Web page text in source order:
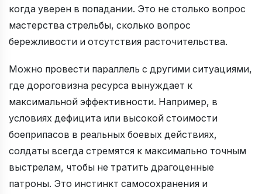
когда уверен в попадании. Это не столько вопрос
мастерства стрельбы, сколько вопрос
бережливости и отсутствия расточительства.
Можно провести параллель с другими ситуациями,
где дороговизна ресурса вынуждает к
максимальной эффективности. Например, в
условиях дефицита или высокой стоимости
боеприпасов в реальных боевых действиях,
солдаты всегда стремятся к максимально точным
выстрелам, чтобы не тратить драгоценные
патроны. Это инстинкт самосохранения и